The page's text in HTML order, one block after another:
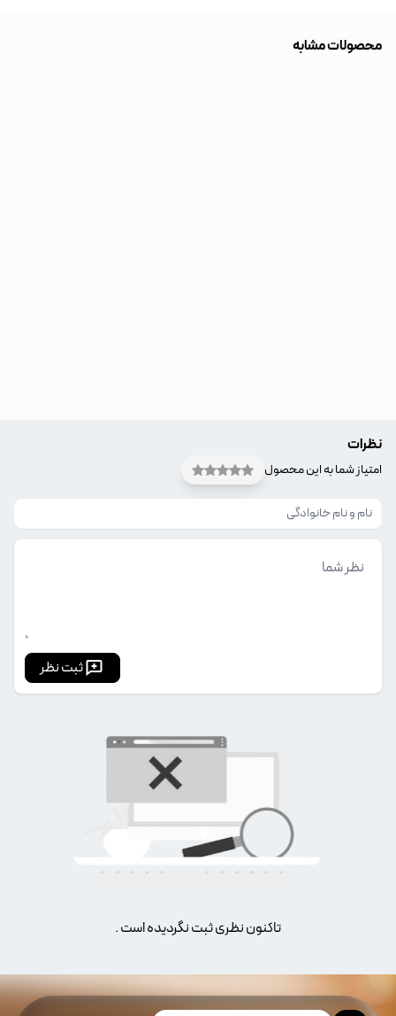
محصولات مشابه
نظرات
امتیاز شما به این محصول
ثبت نظر
تاکنون نظری ثبت نگردیده است .